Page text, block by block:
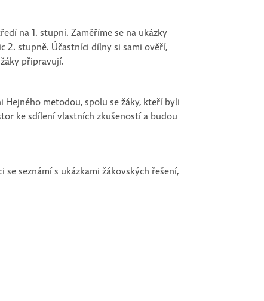
na 1. stupni. Zaměříme se na ukázky
2. stupně. Účastníci dílny si sami ověří,
připravují.
metodou, spolu se žáky, kteří byli
ke sdílení vlastních zkušeností a budou
seznámí s ukázkami žákovských řešení,